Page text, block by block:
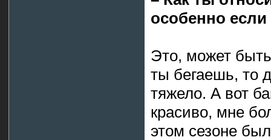
особенно если
Это, может
ты бегаешь, то
тяжело. А вот
красиво, мне
этом сезоне